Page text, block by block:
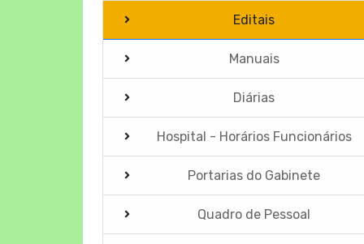
Editais
Manuais
Diárias
Hospital - Horários Funcionários
Portarias do Gabinete
Quadro de Pessoal